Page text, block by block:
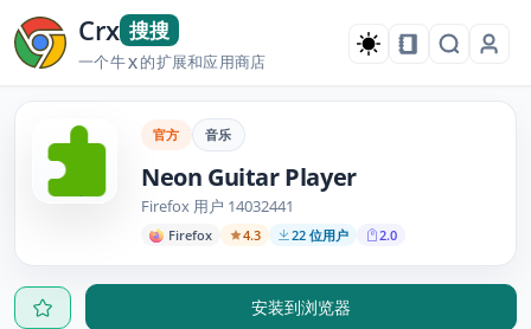
Crx 搜搜
一个牛X的扩展和应用商店
官方 音乐
Neon Guitar Player
Firefox 用户 14032441
Firefox 4.3 22 位用户 2.0
安装到浏览器